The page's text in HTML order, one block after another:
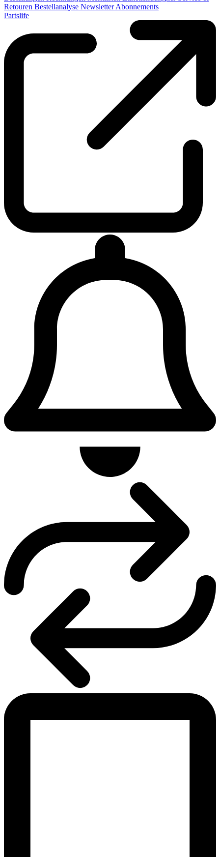
Retouren Bestellanalyse NewsletterAbonnements
Partslife